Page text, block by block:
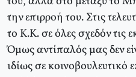
την επιρροή του. Στις
το Κ.Κ. σε όλες σχεδόν τις
Όμως αντίπαλός μας δεν
ιδίως σε κοινοβουλευτικό